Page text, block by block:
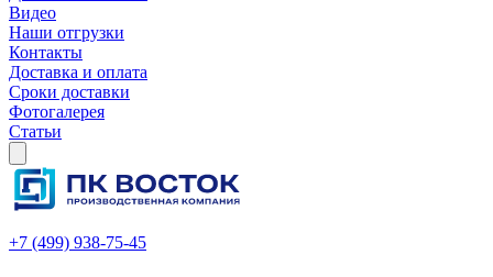
Видео
Наши отгрузки
Контакты
Доставка и оплата
Сроки доставки
Фотогалерея
Статьи
+7 (499) 938-75-45